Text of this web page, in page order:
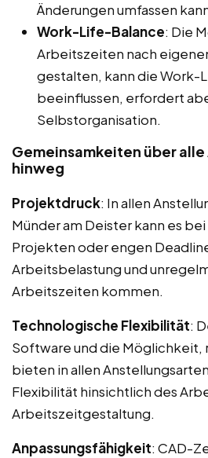
Änderungen umfassen
Work-Life-Balance: Die
Arbeitszeiten nach
gestalten, kann die Work-
beeinflussen, erfordert
Selbstorganisation.
Gemeinsamkeiten über
hinweg
Projektdruck: In allen
Münder am Deister kann es
Projekten oder engen
Arbeitsbelastung und
Arbeitszeiten kommen.
Technologische Flexibilität:
Software und die Möglichkeit,
bieten in allen
Flexibilität hinsichtlich des
Arbeitszeitgestaltung.
Anpassungsfähigkeit: CAD-